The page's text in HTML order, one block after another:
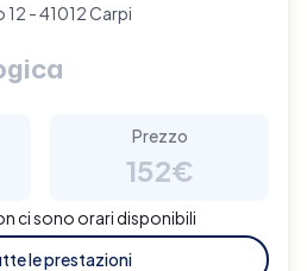
12 - 41012 Carpi
Prezzo
152€
ci sono orari disponibili
le prestazioni